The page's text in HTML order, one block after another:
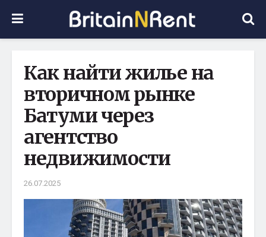
Как найти жилье на
вторичном рынке
Батуми через
агентство
недвижимости
26.07.2025